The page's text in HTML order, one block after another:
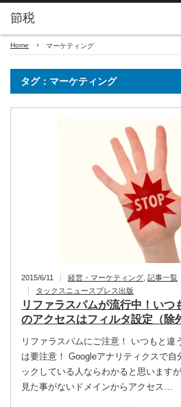
Home マーケティング
タグ：マーケティング
2015/6/11 経営・マーケティング 記事一覧
タックスニュースプレス出版
リファラスパムが流行中！いつ
のアクセスはフィルタ設定（除
リファラスパムにご注意！ いつもと違
は要注意！ Googleアナリティクスで自
ックしている人ならわかると思います
見た事がないドメインからアクセス…